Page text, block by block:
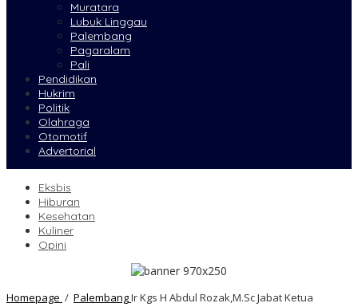
Muratara
Lubuk Linggau
Palembang
Pagaralam
Pali
Pendidikan
Hukrim
Politik
Olahraga
Otomotif
Advertorial
Eksbis
Hiburan
Kesehatan
Kuliner
Opini
Homepage / PalembangIr Kgs H Abdul Rozak,M.Sc Jabat Ketua